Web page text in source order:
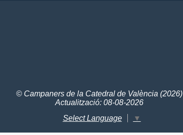
© Campaners de la Catedral de València (2026)
Actualització: 08-08-2026
Select Language
▼